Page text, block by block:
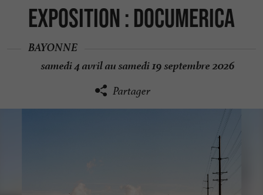
Exposition : Documerica
BAYONNE
samedi 4 avril au samedi 19 septembre 2026
Partager